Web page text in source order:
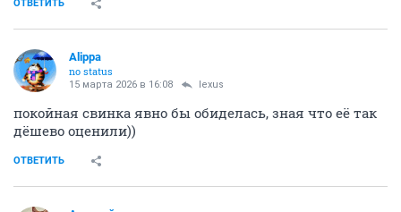
ОТВЕТИТЬ
Alippa
no status
15 марта 2026 в 16:08 lexus
покойная свинка явно бы обиделась, зная что её так
дёшево оценили))
ОТВЕТИТЬ